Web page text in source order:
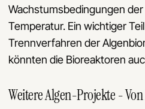
Wachstumsbedingungen
Temperatur. Ein wichtiger
Trennverfahren der
könnten die Bioreaktoren
Weitere Algen-Projekte -